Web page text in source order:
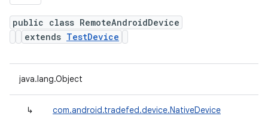
public class RemoteAndroidDevice
extends TestDevice
java.lang.Object
↳ com.android.tradefed.device.NativeDevice